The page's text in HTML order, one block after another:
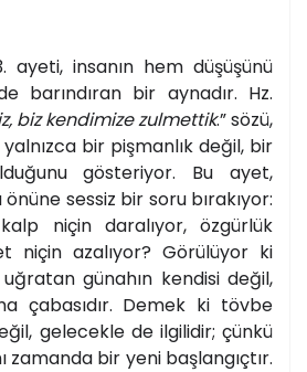
ayeti, insanın hem düşüşünü
barındıran bir aynadır. Hz.
biz kendimize zulmettik.” sözü,
bir pişmanlık değil, bir
gösteriyor. Bu ayet,
önüne sessiz bir soru bırakıyor:
niçin daralıyor, özgürlük
niçin azalıyor? Görülüyor ki
uğratan günahın kendisi değil,
çabasıdır. Demek ki tövbe
gelecekle de ilgilidir; çünkü
zamanda bir yeni başlangıçtır.